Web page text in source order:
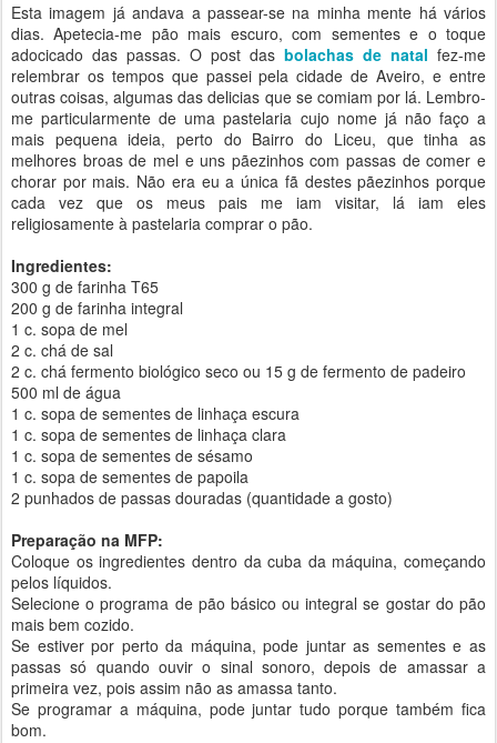
Esta imagem já andava a passear-se na minha mente há vários
dias. Apetecia-me pão mais escuro, com sementes e o toque
adocicado das passas. O post das bolachas de natal fez-me
relembrar os tempos que passei pela cidade de Aveiro, e entre
outras coisas, algumas das delicias que se comiam por lá. Lembro-
me particularmente de uma pastelaria cujo nome já não faço a
mais pequena ideia, perto do Bairro do Liceu, que tinha as
melhores broas de mel e uns pãezinhos com passas de comer e
chorar por mais. Não era eu a única fã destes pãezinhos porque
cada vez que os meus pais me iam visitar, lá iam eles
religiosamente à pastelaria comprar o pão.
Ingredientes:
300 g de farinha T65
200 g de farinha integral
1 c. sopa de mel
2 c. chá de sal
2 c. chá fermento biológico seco ou 15 g de fermento de padeiro
500 ml de água
1 c. sopa de sementes de linhaça escura
1 c. sopa de sementes de linhaça clara
1 c. sopa de sementes de sésamo
1 c. sopa de sementes de papoila
2 punhados de passas douradas (quantidade a gosto)
Preparação na MFP:
Coloque os ingredientes dentro da cuba da máquina, começando
pelos líquidos.
Selecione o programa de pão básico ou integral se gostar do pão
mais bem cozido.
Se estiver por perto da máquina, pode juntar as sementes e as
passas só quando ouvir o sinal sonoro, depois de amassar a
primeira vez, pois assim não as amassa tanto.
Se programar a máquina, pode juntar tudo porque também fica
bom.